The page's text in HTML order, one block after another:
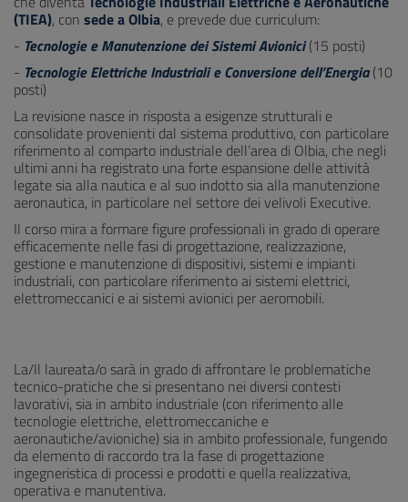
(TIEA), con sede a Olbia, e prevede due curriculum:
- Tecnologie e Manutenzione dei Sistemi Avionici (15 posti)
- Tecnologie Elettriche Industriali e Conversione dell’Energia(10
posti)
La revisione nasce in risposta a esigenze strutturali e
consolidate provenienti dal sistema produttivo, con particolare
riferimento al comparto industriale dell’area di Olbia, che negli
ultimi anni ha registrato una forte espansione delle attività
legate sia alla nautica e al suo indotto sia alla manutenzione
aeronautica, in particolare nel settore dei velivoli Executive.
Il corso mira a formare figure professionali in grado di operare
efficacemente nelle fasi di progettazione, realizzazione,
gestione e manutenzione di dispositivi, sistemi e impianti
industriali, con particolare riferimento ai sistemi elettrici,
elettromeccanici e ai sistemi avionici per aeromobili.
La/Il laureata/o sarà in grado di affrontare le problematiche
tecnico-pratiche che si presentano nei diversi contesti
lavorativi, sia in ambito industriale (con riferimento alle
tecnologie elettriche, elettromeccaniche e
aeronautiche/avioniche) sia in ambito professionale, fungendo
da elemento di raccordo tra la fase di progettazione
ingegneristica di processi e prodotti e quella realizzativa,
operativa e manutentiva.